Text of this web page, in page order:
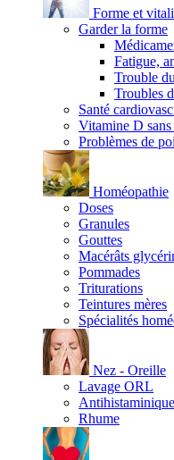
Forme et
Garder la forme
Fatigue,
Trouble
Troubles
Santé
Vitamine D
Problèmes de
Homéopathie
Doses
Granules
Gouttes
Macérâts
Pommades
Triturations
Teintures mères
Spécialités
Nez - Oreille
Lavage ORL
Antihistaminique
Rhume